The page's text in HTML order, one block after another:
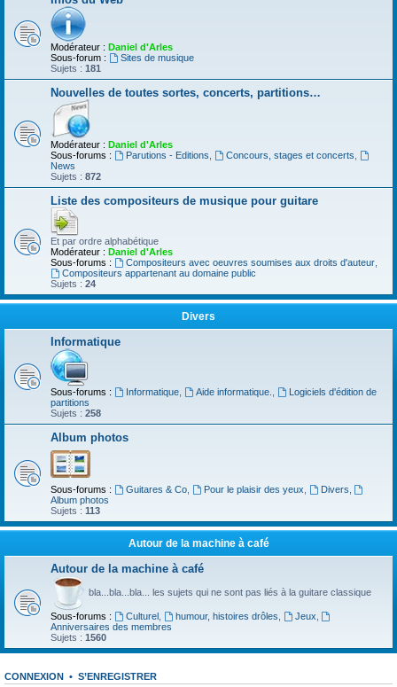
Modérateur : Daniel d'Arles
Sous-forum :
Sites de musique
Sujets : 181
Nouvelles de toutes sortes, concerts, partitions…
Modérateur : Daniel d'Arles
Sous-forums :
Parutions - Editions Concours, stages et concerts
News
Sujets : 872
Liste des compositeurs de musique pour guitare
Et par ordre alphabétique
Modérateur : Daniel d'Arles
Sous-forums :
Compositeurs avec oeuvres soumises aux droits d'auteur,
Compositeurs appartenant au domaine public
Sujets : 24
Divers
Informatique
Sous-forums : Informatique, Aide informatique.
Logiciels d'édition de
partitions
Sujets : 258
Album photos
Sous-forums : Guitares & Co, Pour le plaisir des yeux Divers
Album photos
Sujets : 113
Autour de la machine à café
Autour de la machine à café
bla...bla...bla... les sujets qui ne sont pas liés à la guitare classique
Sous-forums : Culturel, humour, histoires drôles Jeux
Anniversaires des membres
Sujets : 1560
CONNEXION • S’ENREGISTRER